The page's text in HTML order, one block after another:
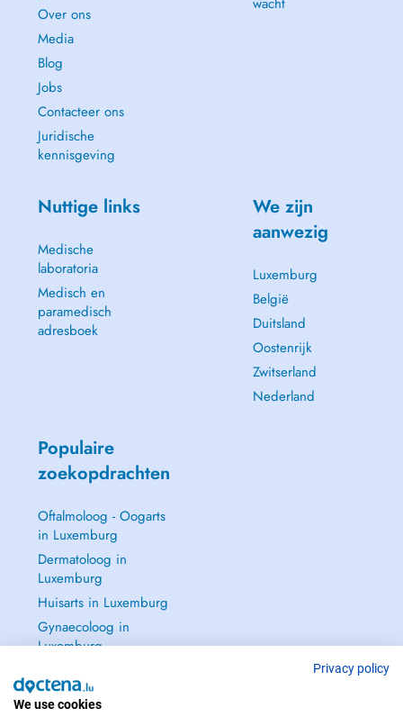
Over ons
Media
Blog
Jobs
Contacteer ons
Juridische
kennisgeving
Nuttige links
Medische
laboratoria
Medisch en
paramedisch
adresboek
We zijn
aanwezig
Luxemburg
België
Duitsland
Oostenrijk
Zwitserland
Nederland
Populaire
zoekopdrachten
Oftalmoloog - Oogarts
in Luxemburg
Dermatoloog in
Luxemburg
Huisarts in Luxemburg
Gynaecoloog in
Luxemburg
Privacy policy
We use cookies